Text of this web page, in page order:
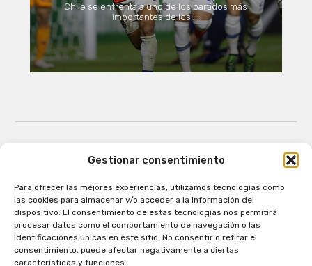
Gestionar consentimiento
Para ofrecer las mejores experiencias, utilizamos tecnologías como
las cookies para almacenar y/o acceder a la información del
dispositivo. El consentimiento de estas tecnologías nos permitirá
procesar datos como el comportamiento de navegación o las
identificaciones únicas en este sitio. No consentir o retirar el
consentimiento, puede afectar negativamente a ciertas
características y funciones.
Chile se enfrenta a uno de los partidos más
importantes de los ...
Patagual Radio Digital 2026 - Todos los derechos
reservados
la Radio de Verdad
Cobertura
Programación